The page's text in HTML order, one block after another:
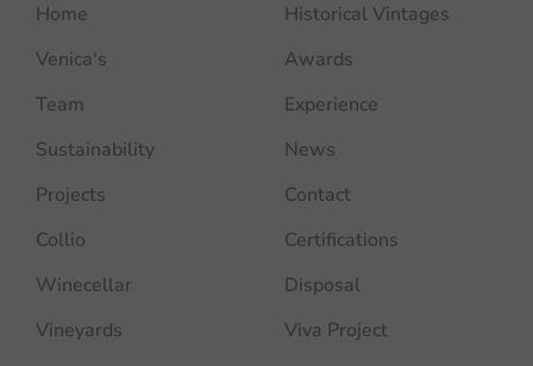
Home
Venica's
Team
Sustainability
Projects
Collio
Winecellar
Vineyards
Historical Vintages
Awards
Experience
News
Contact
Certifications
Disposal
Viva Project